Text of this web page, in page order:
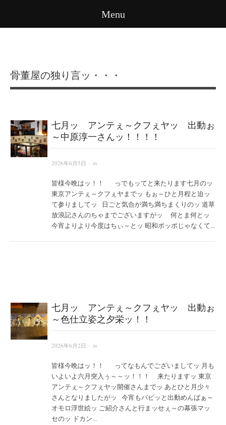
Menu
骨董屋の独り言ッ・・・
七月ッ アンテぇ～クフぇヤッ 出動ぉ
～中原淳一さんッ！！！！
2026年6月5日 · in
皆様今晩はッ！！ っでもッてと来たります七月のッ
東京アンテぇ～クフぇヤまでッ もぉ～ひと月程と迫ッ
て参りましてッ 日ごと気合が満ち満ちまくりのッ 道草
放浪記さんのちゃまでございますがッ 何とま何とッ
今宵よりより今度はちぃ～とッ 昭和ポッポじゃなくて...
七月ッ アンテぇ～クフぇヤッ 出動ぉ
～色仕立姿之夕栄ッ！！
2026年6月2日 · in
皆様今晩はッ！！ ってなもんでございましてッ 月も
いよいよ六月突入ぅ～～ッ！！！ 来たりますッ 東京
アンテぇ～クフぇヤッ開催さんまでッ あとひと月少々
さんとなりましたがッ 今宵もパピッと出動めんばぁ～
オモロ浮世絵ッ ご紹介さんと行まッせぇ～の幕張マッ
セのッ ドカン...